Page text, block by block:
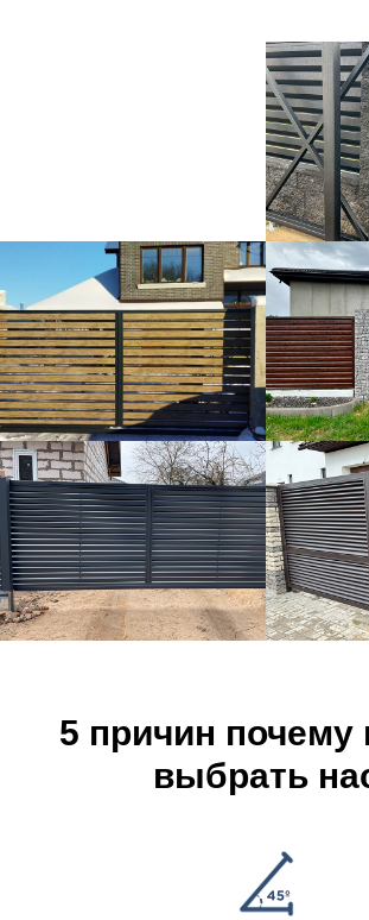
5 причин почему
выбрать